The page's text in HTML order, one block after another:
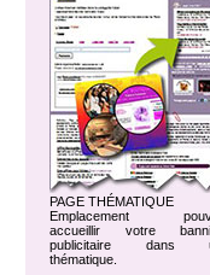
PAGE THÉMATIQUE
Emplacement
accueillir votre
publicitaire dans
thématique.